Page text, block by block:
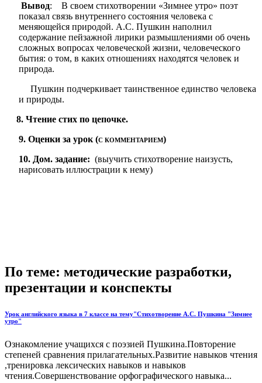
Вывод: В своем стихотворении «Зимнее утро» поэт
показал связь внутреннего состояния человека с
меняющейся природой. А.С. Пушкин наполнил
содержание пейзажной лирики размышлениями об очень
сложных вопросах человеческой жизни, человеческого
бытия: о том, в каких отношениях находятся человек и
природа.
Пушкин подчеркивает таинственное единство человека
и природы.
8. Чтение стих по цепочке.
9. Оценки за урок (С КОММЕНТАРИЕМ)
10. Дом. задание: (выучить стихотворение наизусть,
нарисовать иллюстрации к нему)
По теме: методические разработки,
презентации и конспекты
Урок английского языка в 7 классе на тему"Стихотворение А.С. Пушкина "Зимнее
утро"
Ознакомление учащихся с поэзией Пушкина.Повторение
степеней сравнения прилагательных.Развитие навыков чтения
,тренировка лексических навыков и навыков
чтения.Совершенствование орфографического навыка...